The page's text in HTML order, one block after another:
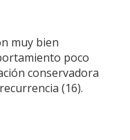
muy bien
poco
conservadora
(16).